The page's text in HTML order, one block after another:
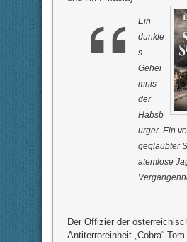
Ein
dunkle
s
Gehei
mnis
der
Habsb
urger. Ein
geglaubter
atemlose
Der Offizier der
Antiterroreinheit „Cobra“